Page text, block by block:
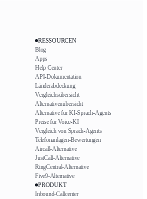
RESSOURCEN
Blog
Apps
Help Center
API-Dokumentation
Länderabdeckung
Vergleichsübersicht
Alternativenübersicht
Alternative für KI-Sprach-Agents
Preise für Voice-KI
Vergleich von Sprach-Agents
Telefonanlagen-Bewertungen
Aircall-Alternative
JustCall-Alternative
RingCentral-Alternative
Five9-Alternative
PRODUKT
Inbound-Callcenter